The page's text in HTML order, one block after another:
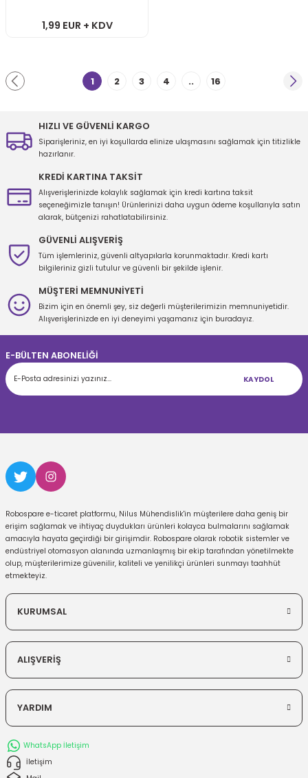
1,99 EUR + KDV
1 2 3 4 .. 16
HIZLI VE GÜVENLİ KARGO
Siparişleriniz, en iyi koşullarda elinize ulaşmasını sağlamak için titizlikle
hazırlanır.
KREDİ KARTINA TAKSİT
Alışverişlerinizde kolaylık sağlamak için kredi kartına taksit
seçeneğimizle tanışın! Ürünlerinizi daha uygun ödeme koşullarıyla satın
alarak, bütçenizi rahatlatabilirsiniz.
GÜVENLİ ALIŞVERİŞ
Tüm işlemleriniz, güvenli altyapılarla korunmaktadır. Kredi kartı
bilgileriniz gizli tutulur ve güvenli bir şekilde işlenir.
MÜŞTERİ MEMNUNİYETİ
Bizim için en önemli şey, siz değerli müşterilerimizin memnuniyetidir.
Alışverişlerinizde en iyi deneyimi yaşamanız için buradayız.
E-BÜLTEN ABONELİĞİ
KAYDOL
Robospare e-ticaret platformu, Nilus Mühendislik'in müşterilere daha geniş bir
erişim sağlamak ve ihtiyaç duydukları ürünleri kolayca bulmalarını sağlamak
amacıyla hayata geçirdiği bir girişimdir. Robospare olarak robotik sistemler ve
endüstriyel otomasyon alanında uzmanlaşmış bir ekip tarafından yönetilmekte
olup, müşterilerimize güvenilir, kaliteli ve yenilikçi ürünleri sunmayı taahhüt
etmekteyiz.
KURUMSAL
ALIŞVERİŞ
YARDIM
WhatsApp İletişim
İletişim